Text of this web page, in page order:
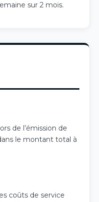
sur 2 mois.
de l’émission de
le montant total à
coûts de service